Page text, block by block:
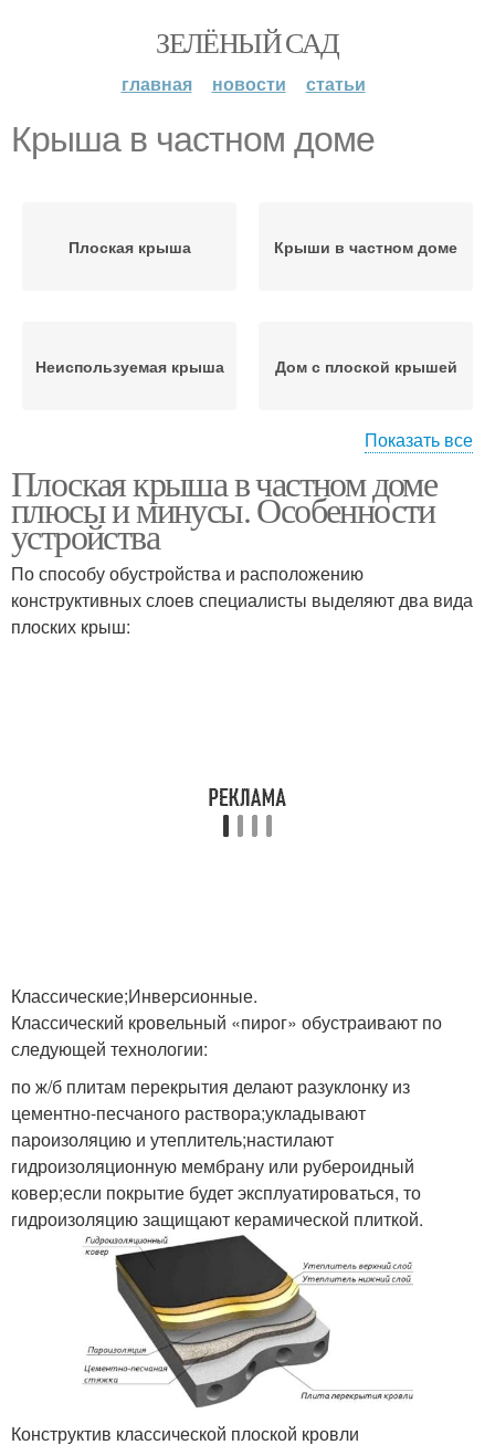
ЗЕЛЁНЫЙ САД
главная новости статьи
Крыша в частном доме
Плоская крыша Крыши в частном доме
Неиспользуемая крыша Дом с плоской крышей
Кровля в частном доме
Показать все
Плоская крыша в частном доме
плюсы и минусы. Особенности
устройства
По способу обустройства и расположению
конструктивных слоев специалисты выделяют два вида
плоских крыш:
Классические;Инверсионные.
Классический кровельный «пирог» обустраивают по
следующей технологии:
по ж/б плитам перекрытия делают разуклонку из
цементно-песчаного раствора;укладывают
пароизоляцию и утеплитель;настилают
гидроизоляционную мембрану или рубероидный
ковер;если покрытие будет эксплуатироваться, то
гидроизоляцию защищают керамической плиткой.
Конструктив классической плоской кровли